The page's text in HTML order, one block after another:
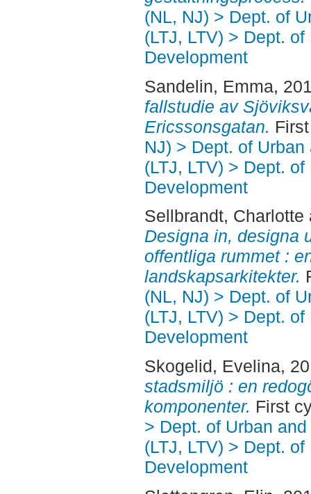
(NL, NJ) > Dept. of
(LTJ, LTV) > Dept.
Development
Sandelin, Emma,
fallstudie av
Ericssonsgatan.
NJ) > Dept. of
(LTJ, LTV) > Dept.
Development
Sellbrandt, Charlotte
Designa in, designa
offentliga rummet :
landskapsarkitekter.
(NL, NJ) > Dept. of
(LTJ, LTV) > Dept.
Development
Skogelid, Evelina,
stadsmiljö : en
komponenter. First
> Dept. of Urban
(LTJ, LTV) > Dept.
Development